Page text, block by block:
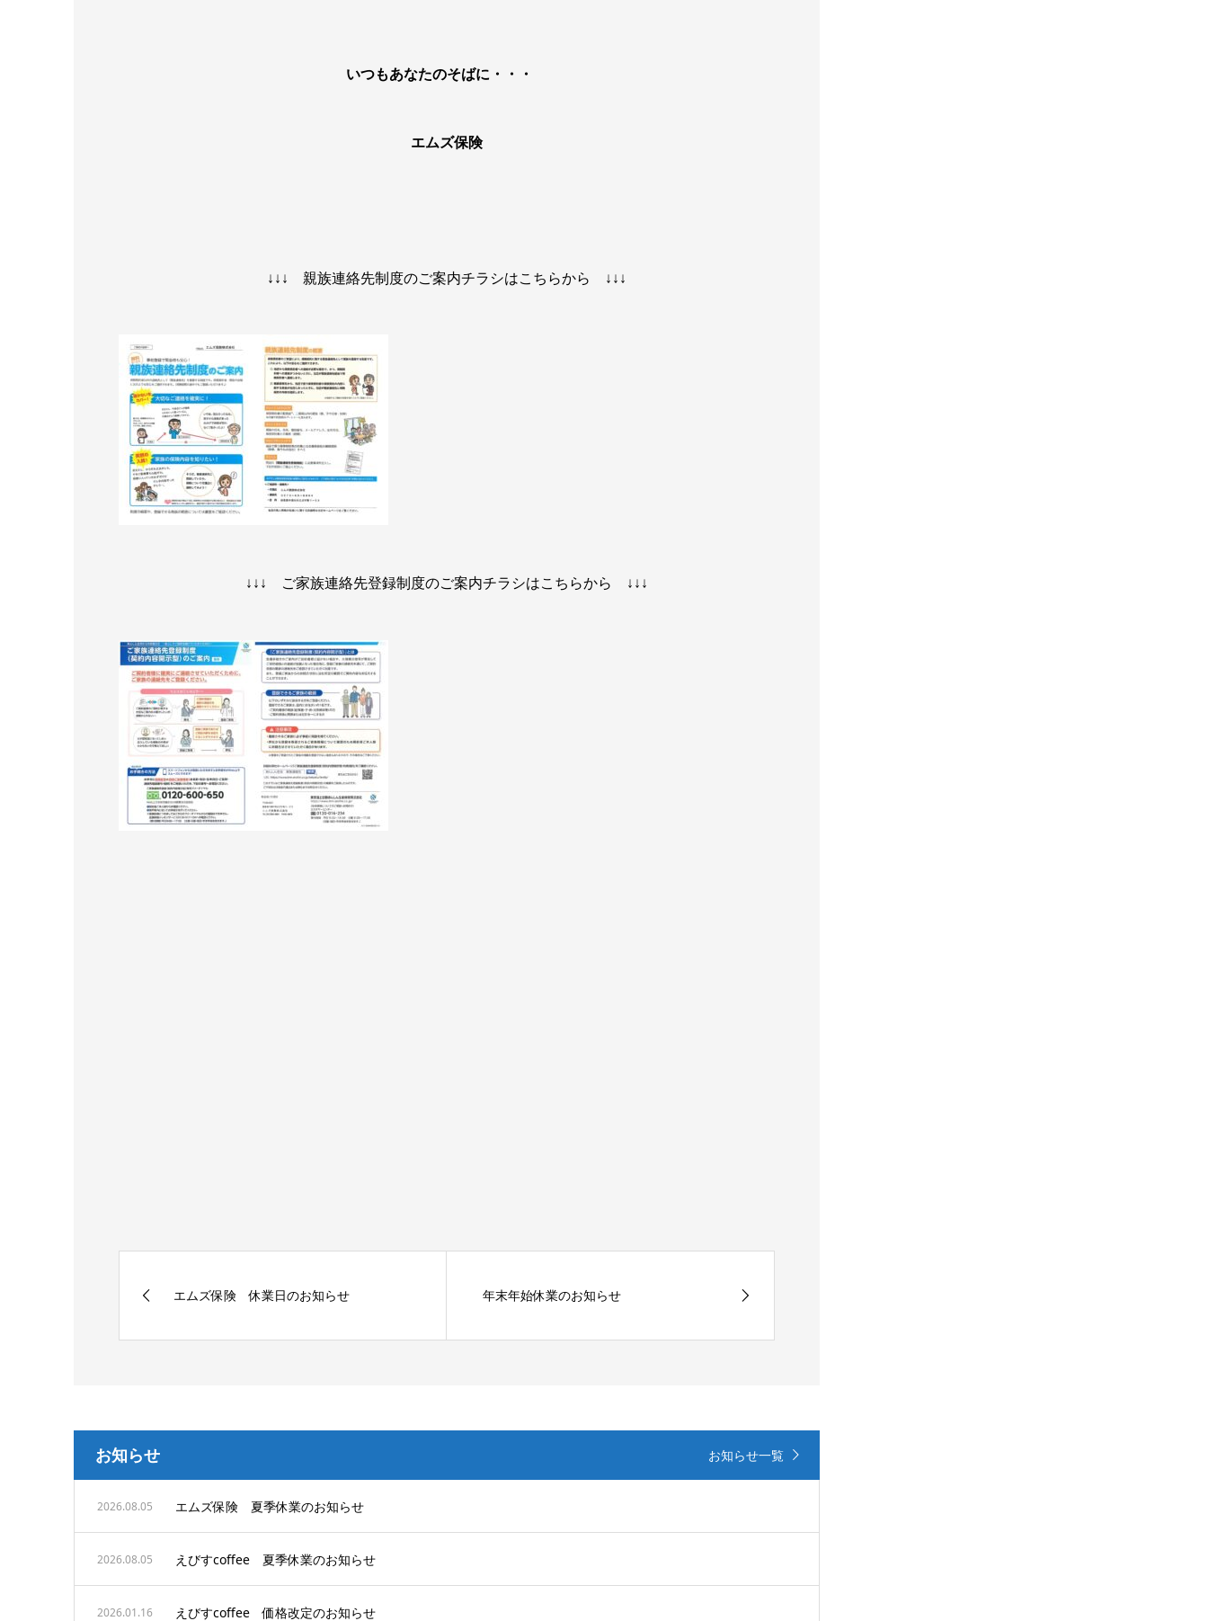
いつもあなたのそばに・・・
エムズ保険
↓↓↓ 親族連絡先制度のご案内チラシはこちらから ↓↓↓
↓↓↓ ご家族連絡先登録制度のご案内チラシはこちらから ↓↓↓
エムズ保険 休業日のお知らせ 年末年始休業のお知らせ
お知らせ お知らせ一覧
2026.08.05 エムズ保険 夏季休業のお知らせ
2026.08.05 えびすcoffee 夏季休業のお知らせ
2026.01.16 えびすcoffee 価格改定のお知らせ